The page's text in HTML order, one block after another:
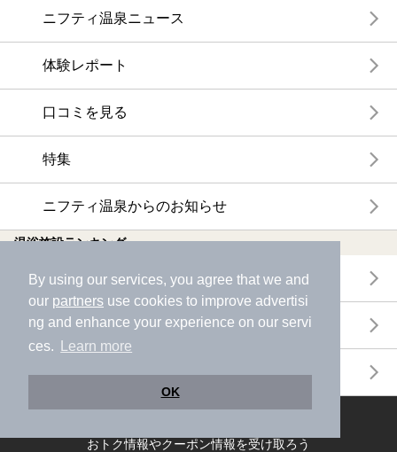
By using our services, you agree that we and
our partners use cookies to improve advertisi
ng and enhance your experience on our servi
ces.
Learn more
OK
ニフティ温泉ニュース
体験レポート
口コミを見る
特集
ニフティ温泉からのお知らせ
温浴施設ランキング
年間温泉ランキング
月間温泉ランキング
サウナランキング
おトク情報やクーポン情報を受け取ろう